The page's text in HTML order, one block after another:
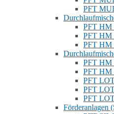
PFT
PFT HM
PFT HM
PFT HM
PFT HM
PFT HM
PFT
PFT
PFT
Förderanlagen